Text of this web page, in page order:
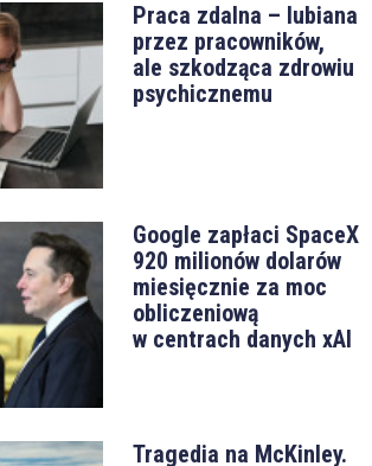
Praca zdalna – lubiana
przez pracowników,
ale szkodząca zdrowiu
psychicznemu
Google zapłaci SpaceX
920 milionów dolarów
miesięcznie za moc
obliczeniową
w centrach danych xAI
Tragedia na McKinley.